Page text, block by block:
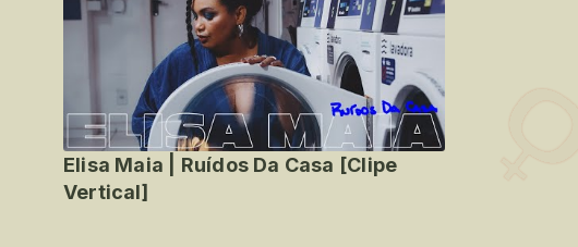
Elisa Maia | Ruídos Da Casa [Clipe
Vertical]